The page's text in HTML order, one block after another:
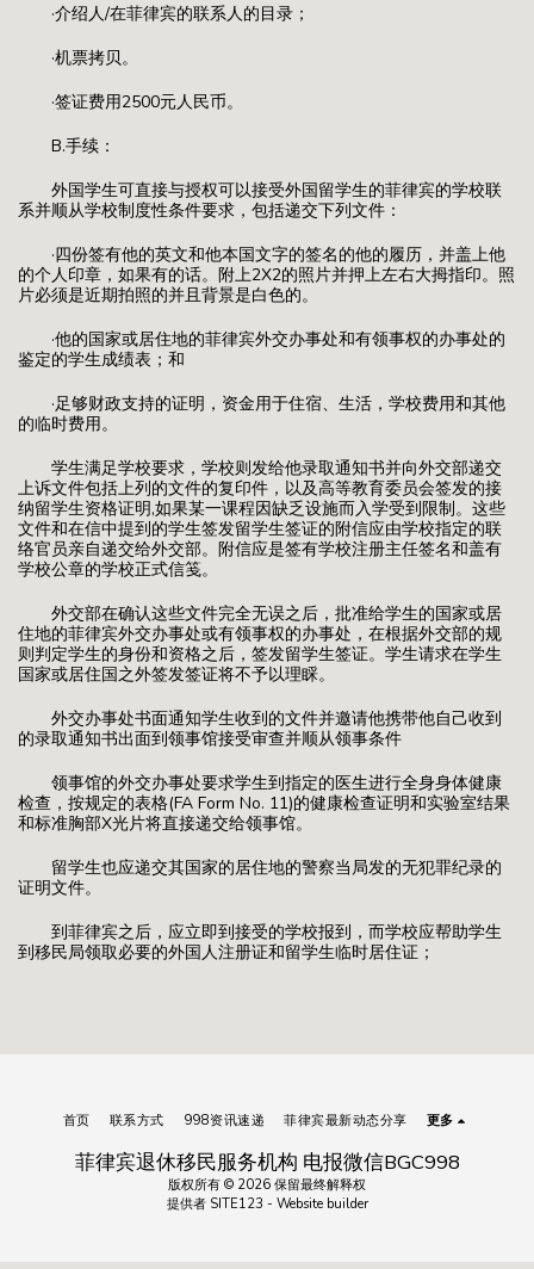
·介绍人/在菲律宾的联系人的目录；
·机票拷贝。
·签证费用2500元人民币。
B.手续：
外国学生可直接与授权可以接受外国留学生的菲律宾的学校联
系并顺从学校制度性条件要求，包括递交下列文件：
·四份签有他的英文和他本国文字的签名的他的履历，并盖上他
的个人印章，如果有的话。附上2X2的照片并押上左右大拇指印。照
片必须是近期拍照的并且背景是白色的。
·他的国家或居住地的菲律宾外交办事处和有领事权的办事处的
鉴定的学生成绩表；和
·足够财政支持的证明，资金用于住宿、生活，学校费用和其他
的临时费用。
学生满足学校要求，学校则发给他录取通知书并向外交部递交
上诉文件包括上列的文件的复印件，以及高等教育委员会签发的接
纳留学生资格证明,如果某一课程因缺乏设施而入学受到限制。这些
文件和在信中提到的学生签发留学生签证的附信应由学校指定的联
络官员亲自递交给外交部。附信应是签有学校注册主任签名和盖有
学校公章的学校正式信笺。
外交部在确认这些文件完全无误之后，批准给学生的国家或居
住地的菲律宾外交办事处或有领事权的办事处，在根据外交部的规
则判定学生的身份和资格之后，签发留学生签证。学生请求在学生
国家或居住国之外签发签证将不予以理睬。
外交办事处书面通知学生收到的文件并邀请他携带他自己收到
的录取通知书出面到领事馆接受审查并顺从领事条件
领事馆的外交办事处要求学生到指定的医生进行全身身体健康
检查，按规定的表格(FA Form No. 11)的健康检查证明和实验室结果
和标准胸部X光片将直接递交给领事馆。
留学生也应递交其国家的居住地的警察当局发的无犯罪纪录的
证明文件。
到菲律宾之后，应立即到接受的学校报到，而学校应帮助学生
到移民局领取必要的外国人注册证和留学生临时居住证；
菲律宾退休移民服务机构 电报微信BGC998
版权所有 © 2026 保留最终解释权
提供者 SITE123 - Website builder
首页 联系方式 998资讯速递 菲律宾最新动态分享 更多